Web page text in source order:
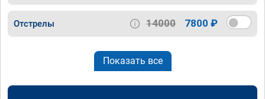
Отстрелы 14000 7800 ₽
Показать все